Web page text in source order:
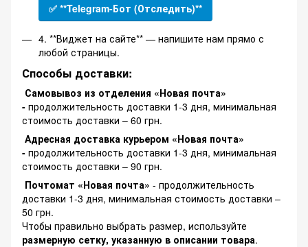
✅ **Telegram-Бот (Отследить)**
4. **Виджет на сайте** — напишите нам прямо с
любой страницы.
Способы доставки:
Самовывоз из отделения «Новая почта»
- продолжительность доставки 1-3 дня, минимальная
стоимость доставки – 60 грн.
Адресная доставка курьером «Новая почта»
- продолжительность доставки 1-3 дня, минимальная
стоимость доставки – 90 грн.
Почтомат «Новая почта» - продолжительность
доставки 1-3 дня, минимальная стоимость доставки –
50 грн.
Чтобы правильно выбрать размер, используйте
размерную сетку, указанную в описании товара.